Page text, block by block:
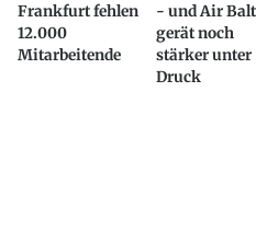
Frankfurt fehlen
12.000
Mitarbeitende
- und Air
gerät noch
stärker unter
Druck